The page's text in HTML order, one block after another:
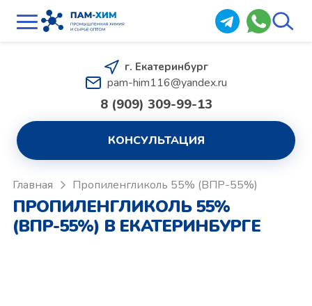
г. Екатеринбург
pam-him116@yandex.ru
8 (909) 309-99-13
КОНСУЛЬТАЦИЯ
Главная Пропиленгликоль 55% (ВПР-55%)
ПРОПИЛЕНГЛИКОЛЬ 55%
(ВПР-55%) В ЕКАТЕРИНБУРГЕ